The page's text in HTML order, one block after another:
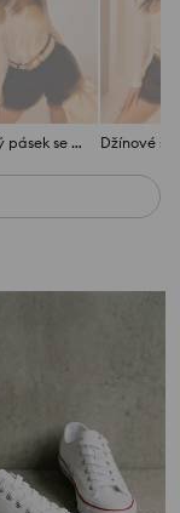
Pletený pásek se stříbrnou sponou